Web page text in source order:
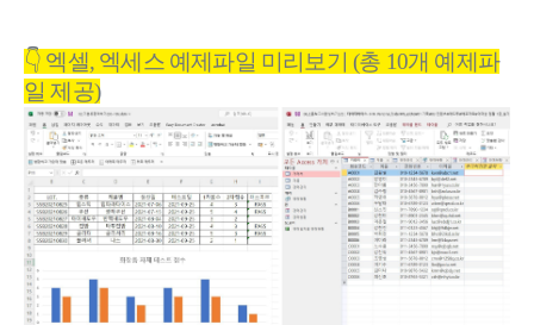
👇 엑셀, 엑세스 예제파일 미리보기 (총 10개 예제파
일 제공)